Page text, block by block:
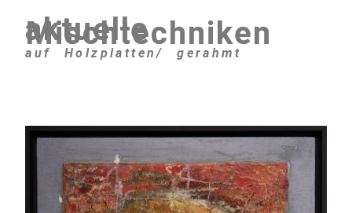
aktuelle
Mischtechniken
auf Holzplatten/ gerahmt